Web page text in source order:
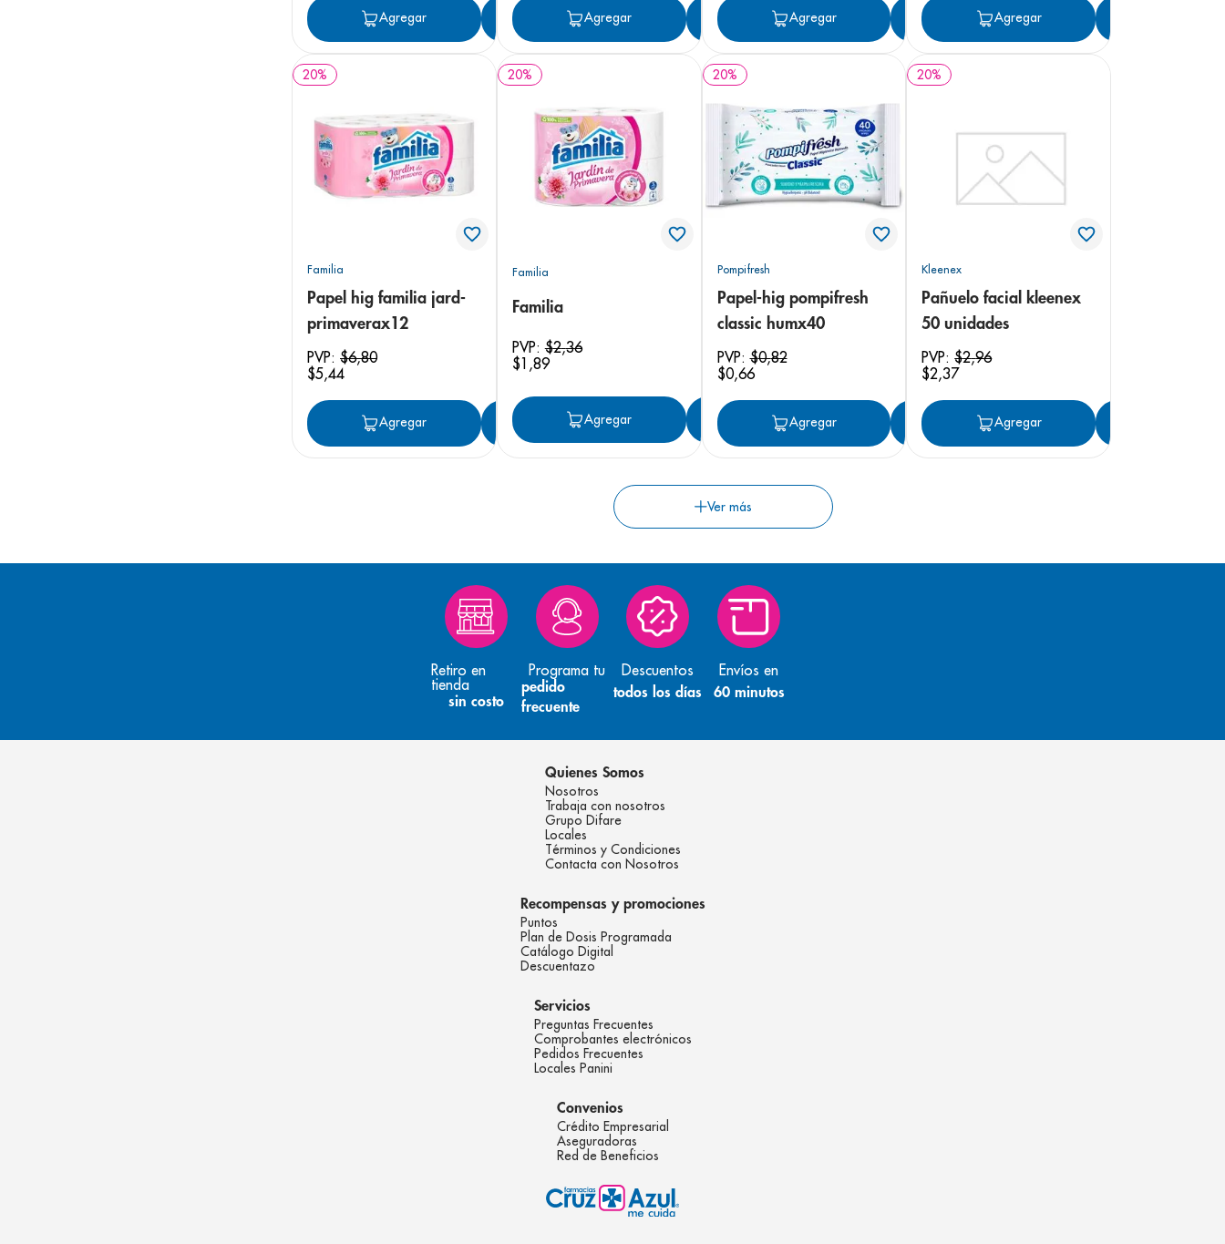
Agregar AgregarAgregar AgregarAgregar AgregarAgregar
20%
Familia
Papel hig familia jard-
primaverax12
PVP: $6,80
$5,44
Agregar Agregar
20%
Familia
Familia
PVP:$2,36
$1 ,89
Agregar Agregar
20%
Pompifresh
Papel-hig pompifresh
classic humx40
PVP:$0,82
$0,66
Agregar Agregar
20%
Kleenex
Pañuelo facial kleenex
50 unidades
PVP:$2,96
$2,37
Agregar
Retiro en
tienda
sin costo
Programa tu
pedido
frecuente
Descuentos
todos los días
Envíos en
60 minutos
Quienes Somos
Nosotros
Trabaja con nosotros
Grupo Difare
Locales
Términos y Condiciones
Contacta con Nosotros
Recompensas y promociones
Puntos
Plan de Dosis Programada
Catálogo Digital
Descuentazo
Servicios
Preguntas Frecuentes
Comprobantes electrónicos
Pedidos Frecuentes
Locales Panini
Convenios
Crédito Empresarial
Aseguradoras
Red de Beneficios